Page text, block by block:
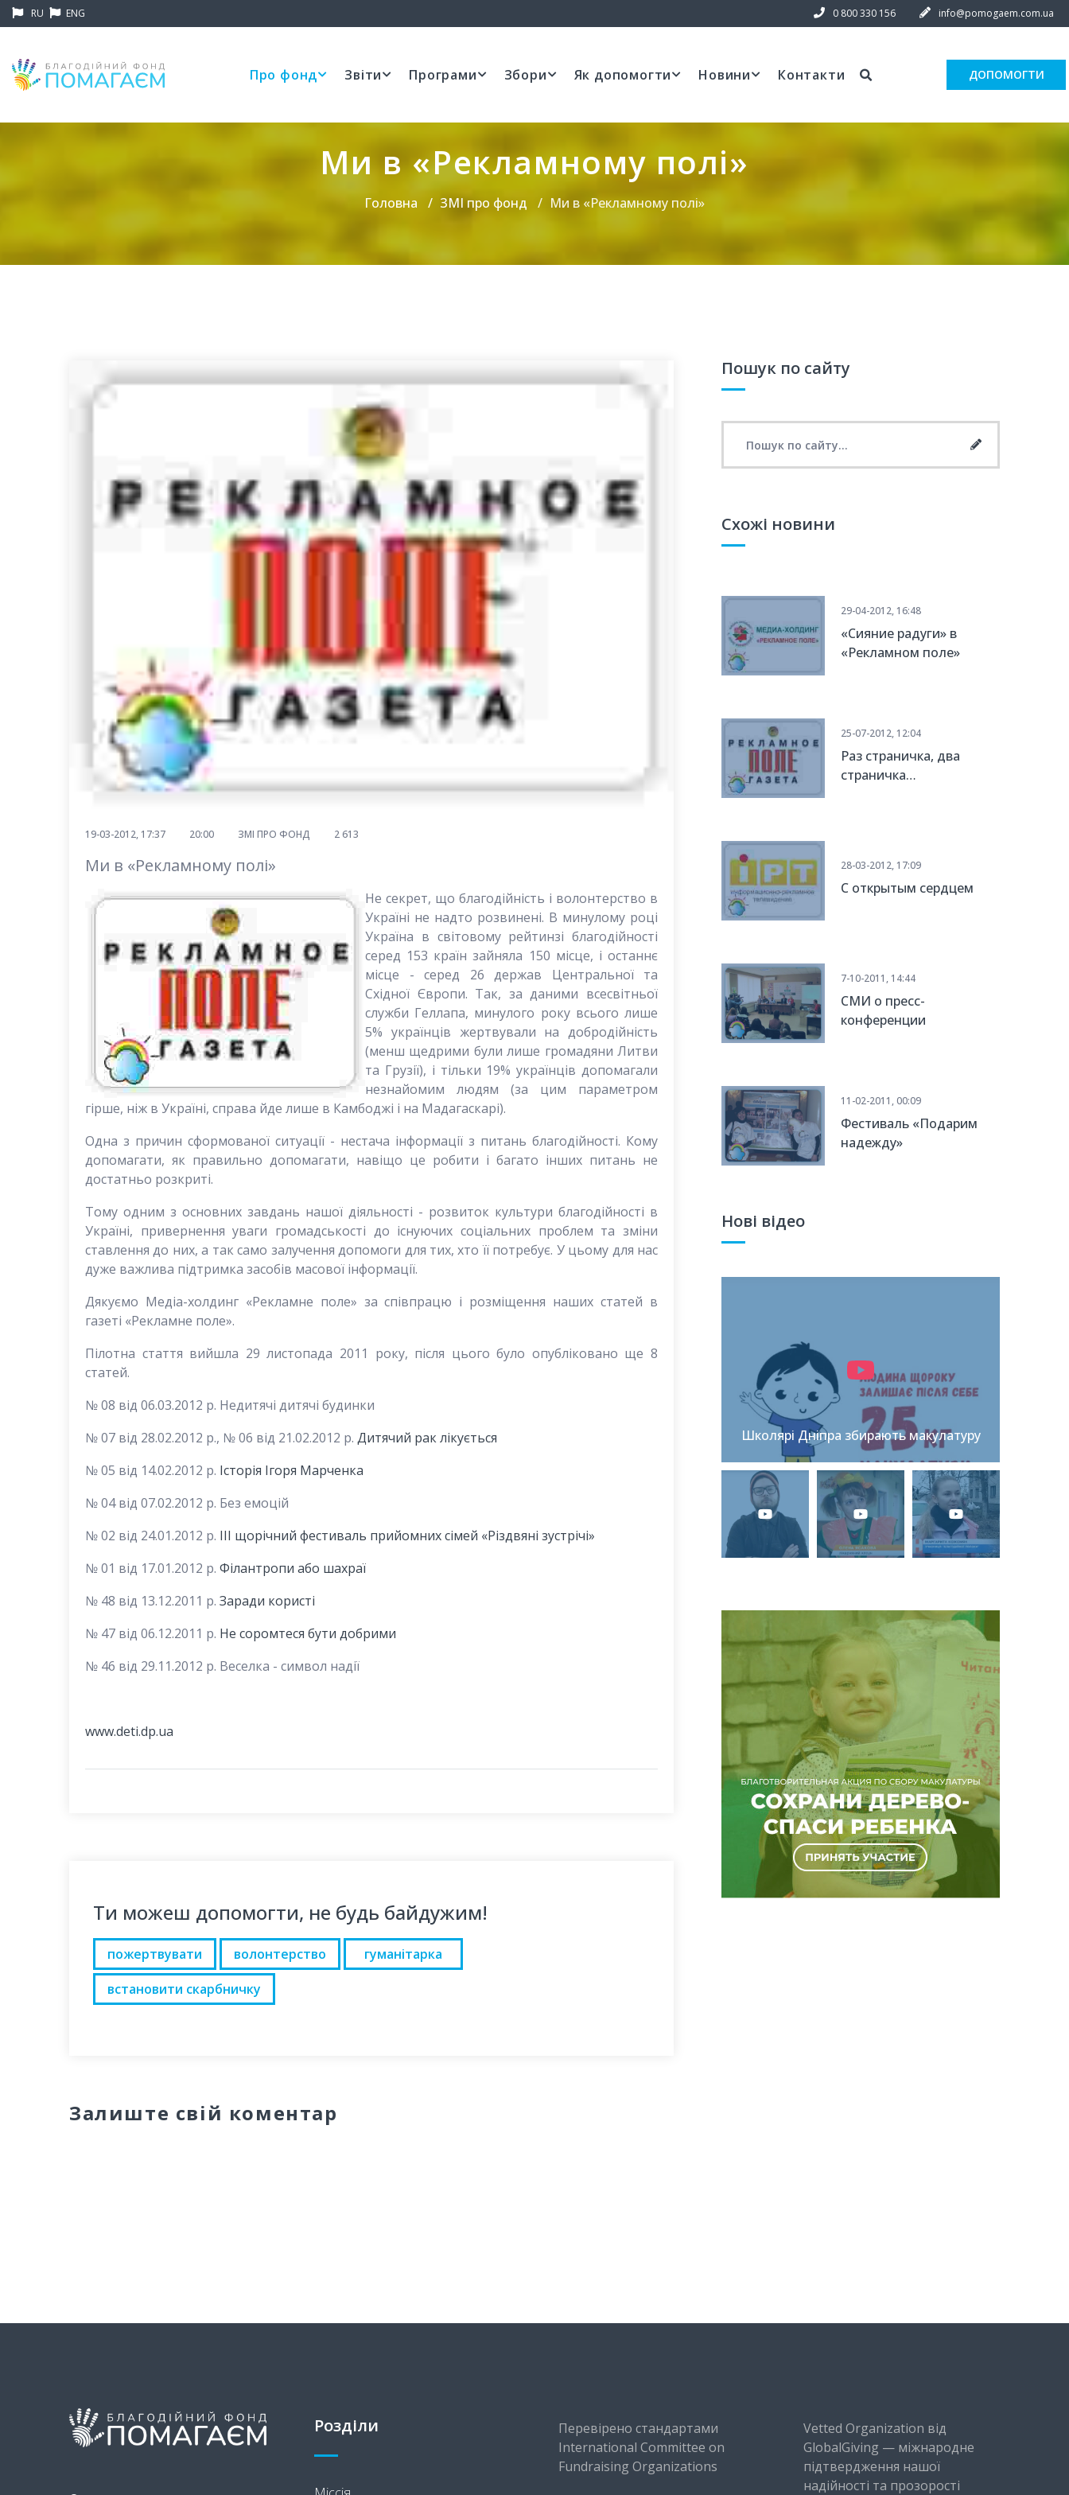
RU ENG 0 800 330 156 info@pomogaem.com.ua
Про фонд Звіти Програми Збори Як допомогти Новини Контакти ДОПОМОГТИ
Ми в «Рекламному полі»
Головна ЗМІ про фонд Ми в «Рекламному полі»
19-03-2012, 17:37 20:00 ЗМІ ПРО ФОНД 2 613
Ми в «Рекламному полі»
Не секрет, що благодійність і волонтерство в
Україні не надто розвинені. В минулому році
Україна в світовому рейтинзі благодійності
серед 153 країн зайняла 150 місце, і останнє
місце - серед 26 держав Центральної та
Східної Європи. Так, за даними всесвітньої
служби Геллапа, минулого року всього лише
5% українців жертвували на добродійність
(менш щедрими були лише громадяни Литви
та Грузії), і тільки 19% українців допомагали
незнайомим людям (за цим параметром
гірше, ніж в Україні, справа йде лише в Камбоджі і на Мадагаскарі).
Одна з причин сформованої ситуації - нестача інформації з питань благодійності. Кому
допомагати, як правильно допомагати, навіщо це робити і багато інших питань не
достатньо розкриті.
Тому одним з основних завдань нашої діяльності - розвиток культури благодійності в
Україні, привернення уваги громадськості до існуючих соціальних проблем та зміни
ставлення до них, а так само залучення допомоги для тих, хто її потребує. У цьому для нас
дуже важлива підтримка засобів масової інформації.
Дякуємо Медіа-холдинг «Рекламне поле» за співпрацю і розміщення наших статей в
газеті «Рекламне поле».
Пілотна стаття вийшла 29 листопада 2011 року, після цього було опубліковано ще 8
статей.
№ 08 від 06.03.2012 р. Недитячі дитячі будинки
№ 07 від 28.02.2012 р., № 06 від 21.02.2012 р. Дитячий рак лікується
№ 05 від 14.02.2012 р. Історія Ігоря Марченка
№ 04 від 07.02.2012 р. Без емоцій
№ 02 від 24.01.2012 р. ІІІ щорічний фестиваль прийомних сімей «Різдвяні зустрічі»
№ 01 від 17.01.2012 р. Філантропи або шахраї
№ 48 від 13.12.2011 р. Заради користі
№ 47 від 06.12.2011 р. Не соромтеся бути добрими
№ 46 від 29.11.2012 р. Веселка - символ надії
www.deti.dp.ua
Ти можеш допомогти, не будь байдужим!
пожертвувати волонтерство
гуманітарка
встановити скарбничку
Залиште свій коментар
Пошук по сайту
Search
Схожі новини
29-04-2012, 16:48
«Сияние радуги» в
«Рекламном поле»
25-07-2012, 12:04
Раз страничка, два
страничка…
28-03-2012, 17:09
С открытым сердцем
7-10-2011, 14:44
СМИ о пресс-
конференции
11-02-2011, 00:09
Фестиваль «Подарим
надежду»
Нові відео
Школярі Дніпра збирають макулатуру
Розділи
Перевірено стандартами
International Committee on
Fundraising Organizations
Vetted Organization від
GlobalGiving — міжнародне
підтвердження нашої
надійності та прозорості